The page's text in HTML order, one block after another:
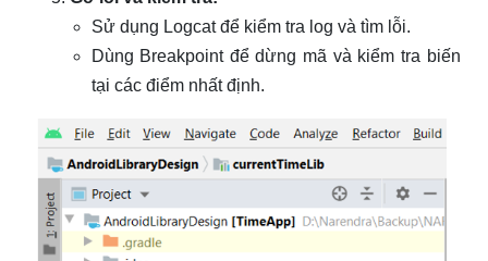
Sử dụng Logcat để kiểm tra log và tìm lỗi.
Dùng Breakpoint để dừng mã và kiểm tra biến
tại các điểm nhất định.